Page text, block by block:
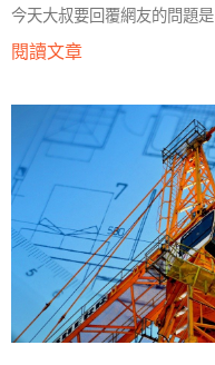
今天大叔要回覆網友的問題
閱讀文章